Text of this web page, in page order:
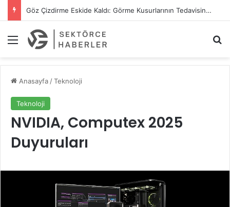
Göz Çizdirme Eskide Kaldı: Görme Kusurlarının Tedavisinde Yeni Nesil Lazer Dönemi
Menü
Anasayfa/Teknoloji
Teknoloji
NVIDIA, Computex 2025
Duyuruları